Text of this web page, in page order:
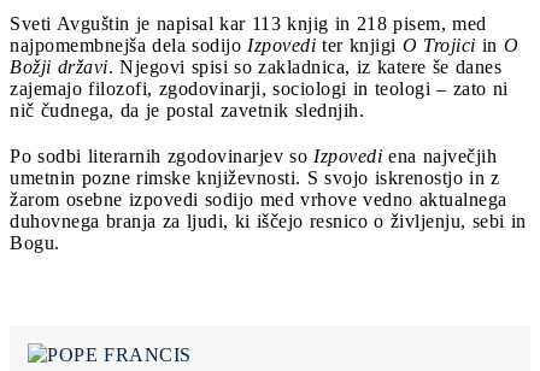
Sveti Avguštin je napisal kar 113 knjig in 218 pisem, med
najpomembnejša dela sodijo Izpovedi ter knjigi O Trojici in O
Božji državi. Njegovi spisi so zakladnica, iz katere še danes
zajemajo filozofi, zgodovinarji, sociologi in teologi – zato ni
nič čudnega, da je postal zavetnik slednjih.
Po sodbi literarnih zgodovinarjev so Izpovedi ena največjih
umetnin pozne rimske književnosti. S svojo iskrenostjo in z
žarom osebne izpovedi sodijo med vrhove vedno aktualnega
duhovnega branja za ljudi, ki iščejo resnico o življenju, sebi in
Bogu.